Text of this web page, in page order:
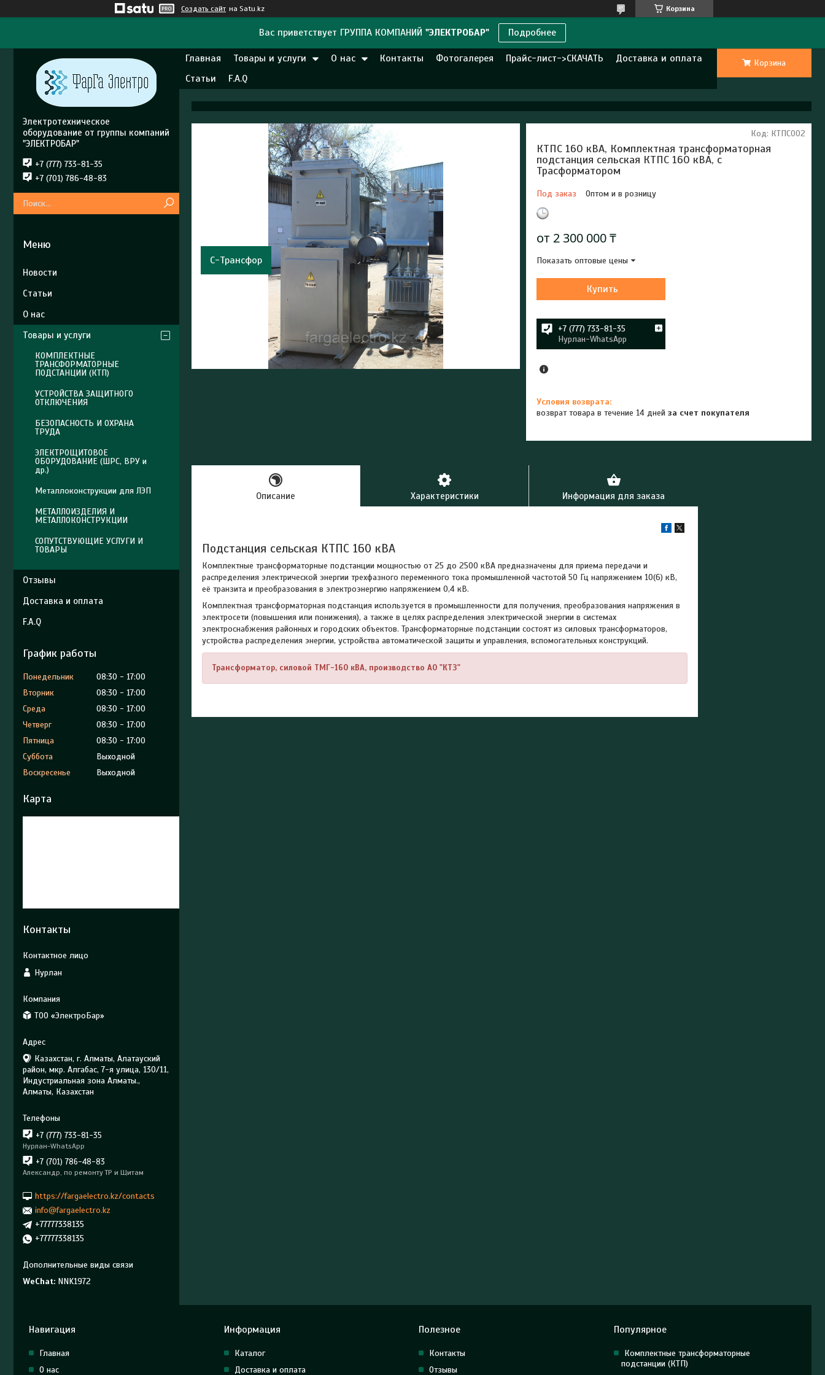
Создать сайт на Satu.kz Корзина
Вас приветствует ГРУППА КОМПАНИЙ "ЭЛЕКТРОБАР" Подробнее
Главная Товары и услуги О нас Контакты Фотогалерея Прайс-лист->СКАЧАТЬ
Доставка и оплата
Статьи
F.A.Q
Корзина
С-Трансфор
КТПС 160 кВА, Комплектная трансформаторная
подстанция сельская КТПС 160 кВА, с
Трасформатором
Под заказ Оптом и в розницу
Код: КТПС002
от 2 300 000 ₸
Показать оптовые цены
Купить
+7 (777) 733-81-35
Нурлан-WhatsApp
возврат товара в течение 14 днейза счет покупателя
Описание Характеристики Информация для заказа
Подстанция сельская КТПС 160 кВА
Комплектные трансформаторные подстанции мощностью от 25 до 2500 кВА предназначены для приема передачи и
распределения электрической энергии трехфазного переменного тока промышленной частотой 50 Гц напряжением 10(6) кВ,
её транзита и преобразования в электроэнергию напряжением 0,4 кВ.
Комплектная трансформаторная подстанция используется в промышленности для получения, преобразования напряжения в
электросети (повышения или понижения), а также в целях распределения электрической энергии в системах
электроснабжения районных и городских объектов. Трансформаторные подстанции состоят из силовых трансформаторов,
устройства распределения энергии, устройства автоматической защиты и управления, вспомогательных конструкций.
Трансформатор, силовой ТМГ-160 кВА, производство АО "КТЗ"
Электротехническое
оборудование от группы компаний
"ЭЛЕКТРОБАР"
+7 (777) 733-81-35
+7 (701) 786-48-83
Новости
Статьи
О нас
Товары и услуги
КОМПЛЕКТНЫЕ
ТРАНСФОРМАТОРНЫЕ
ПОДСТАНЦИИ (КТП)
УСТРОЙСТВА ЗАЩИТНОГО
ОТКЛЮЧЕНИЯ
БЕЗОПАСНОСТЬ И ОХРАНА
ТРУДА
ЭЛЕКТРОЩИТОВОЕ
ОБОРУДОВАНИЕ (ШРС, ВРУ и
др.)
Металлоконструкции для ЛЭП
МЕТАЛЛОИЗДЕЛИЯ И
МЕТАЛЛОКОНСТРУКЦИИ
СОПУТСТВУЮЩИЕ УСЛУГИ И
ТОВАРЫ
Отзывы
Доставка и оплата
F.A.Q
График работы
Понедельник 08:30
17:00
Вторник
08:30
17:00
Среда
08:30
17:00
Четверг
08:30
17:00
Пятница
08:30
17:00
Суббота
Выходной
Воскресенье
Выходной
Карта
Контакты
Нурлан
ТОО «ЭлектроБар»
Казахстан, г. Алматы, Алатауский
район, мкр. Алгабас, 7-я улица, 130/11,
Индустриальная зона Алматы.,
Алматы, Казахстан
+7 (777) 733-81-35
Нурлан-WhatsApp
+7 (701) 786-48-83
Александр, по ремонту ТР и Щитам
https://fargaelectro.kz/contacts
info@fargaelectro.kz
+77777338135
+77777338135
WeChat NNK1972
Навигация
Главная
О нас
Информация
Каталог
Доставка и оплата
Полезное
Контакты
Отзывы
Популярное
Комплектные трансформаторные
подстанции (КТП)